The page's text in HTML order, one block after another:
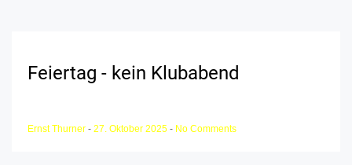
Feiertag - kein Klubabend
Ernst Thurner - 27. Oktober 2025 - No Comments